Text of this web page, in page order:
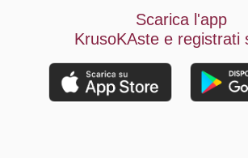
Scarica l'app
KrusoKAste e registrati